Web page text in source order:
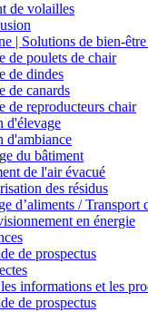
de volailles
| Solutions de bien-
de poulets de chair
de dindes
de canards
de reproducteurs chair
d'élevage
d'ambiance
du bâtiment
de l'air évacué
des résidus
d’aliments / Transport
en énergie
de prospectus
informations et les
de prospectus